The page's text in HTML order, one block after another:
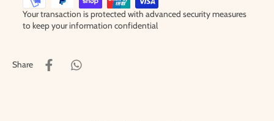
Your transaction is protected with advanced security measures
to keep your information confidential
Share